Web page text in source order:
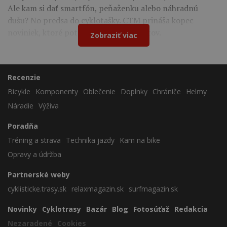
Ale kam si dať smartfón, peňaženku alebo náhradnú
dušu? No predsa do cyklotašky. CTM prináša kopec
noviniek, ktoré potešia všetkých cyklistov.
Zobraziť viac
Recenzie
Bicykle
Komponenty Oblečenie Doplnky Chrániče
Helmy
Náradie Výživa
Poradňa
Tréning a strava
Technika jazdy
Kam na bike
Opravy a údržba
Partnerské weby
cyklisticke.trasy.sk relaxmagazin.sk surfmagazin.sk
Novinky Cyklotrasy Bazár Blog Fotosúťaž Redakcia
Nezaradené
Cookies